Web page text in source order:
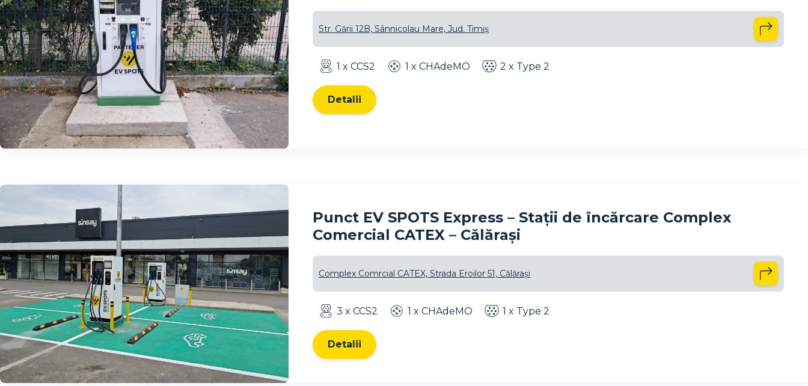
Str. Gării 12B, Sânnicolau Mare, Jud. Timiș
1 x CCS2 1 x CHAdeMO 2 x Type 2
Detalii
Punct EV SPOTS Express – Stații de încărcare Complex
Comercial CATEX – Călărași
Complex Comrcial CATEX, Strada Eroilor 51, Călărași
3 x CCS2 1 x CHAdeMO 1 x Type 2
Detalii